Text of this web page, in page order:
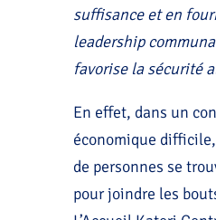
suffisance et en
leadership
favorise la sécurité
En effet, dans un
économique
de personnes se
pour joindre les